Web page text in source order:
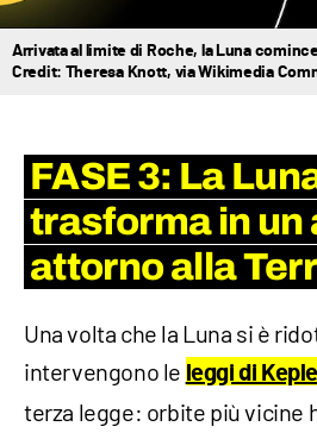
Arrivata al limite di Roche, la Luna
Credit: Theresa Knott, via Wikimedia
FASE 3: La
trasforma in un
attorno alla
Una volta che la Luna si è
intervengono le leggi di
terza legge: orbite più vicine